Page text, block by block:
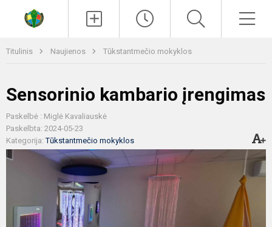
Titulinis Naujienos Tūkstantmečio mokyklos
Sensorinio kambario įrengimas
Paskelbė : Miglė Kavaliauskė
Paskelbta: 2024-05-23
Kategorija:Tūkstantmečio mokyklos